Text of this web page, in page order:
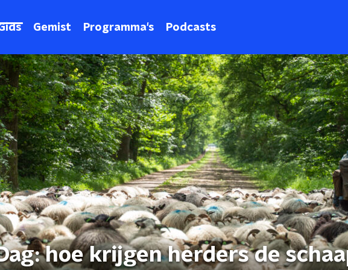
Gemist Programma's Podcasts
hoe krijgen herders de